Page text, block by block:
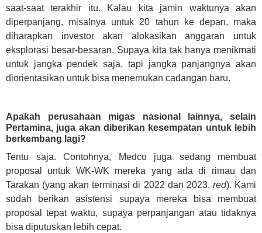
saat-saat terakhir itu. Kalau kita jamin waktunya akan
diperpanjang, misalnya untuk 20 tahun ke depan, maka
diharapkan investor akan alokasikan anggaran untuk
eksplorasi besar-besaran. Supaya kita tak hanya menikmati
untuk jangka pendek saja, tapi jangka panjangnya akan
diorientasikan untuk bisa menemukan cadangan baru.
Apakah perusahaan migas nasional lainnya, selain
Pertamina, juga akan diberikan kesempatan untuk lebih
berkembang lagi?
Tentu saja. Contohnya, Medco juga sedang membuat
proposal untuk WK-WK mereka yang ada di rimau dan
Tarakan (yang akan terminasi di 2022 dan 2023, red). Kami
sudah berikan asistensi supaya mereka bisa membuat
proposal tepat waktu, supaya perpanjangan atau tidaknya
bisa diputuskan lebih cepat.